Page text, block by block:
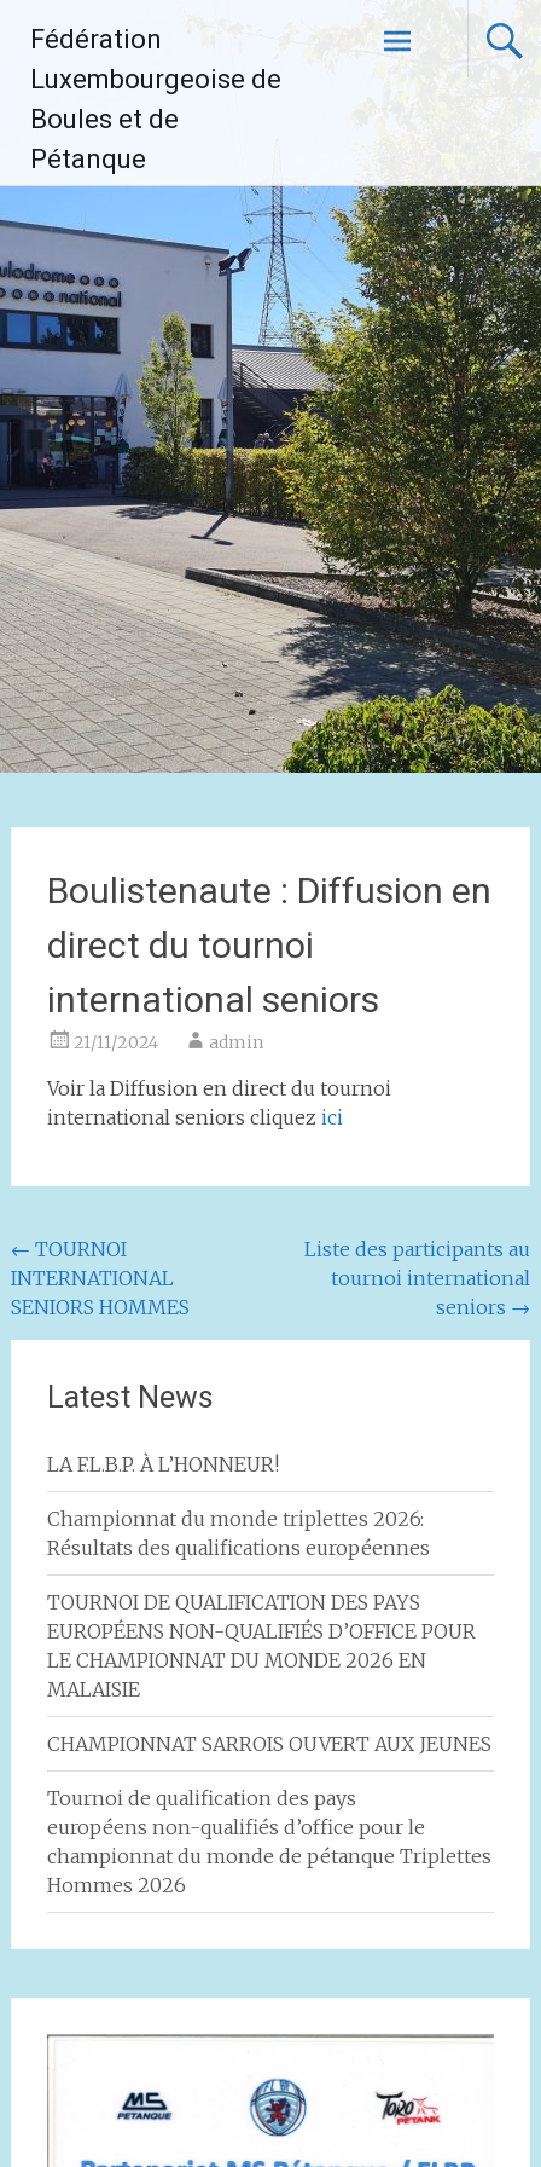
contenu
Fédération
Luxembourgeoise de
Boules et de
Pétanque
Boulistenaute : Diffusion en
direct du tournoi
international seniors
21/11/2024 admin
Voir la Diffusion en direct du tournoi
international seniors cliquez ici
Navigation
de
l'article
← TOURNOI
INTERNATIONAL
SENIORS HOMMES
Liste des participants au
tournoi international
seniors →
Latest News
LA F.L.B.P. À L’HONNEUR!
Championnat du monde triplettes 2026:
Résultats des qualifications européennes
TOURNOI DE QUALIFICATION DES PAYS
EUROPÉENS NON-QUALIFIÉS D’OFFICE POUR
LE CHAMPIONNAT DU MONDE 2026 EN
MALAISIE
CHAMPIONNAT SARROIS OUVERT AUX JEUNES
Tournoi de qualification des pays
européens non-qualifiés d’office pour le
championnat du monde de pétanque Triplettes
Hommes 2026